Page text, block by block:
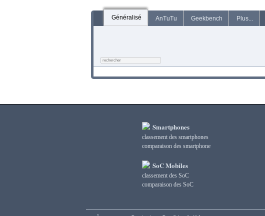
Généralisé AnTuTu Geekbench Plus...
Smartphones
classement des smartphones
сomparaison des smartphone
SoC Mobiles
classement des SoC
сomparaison des SoC